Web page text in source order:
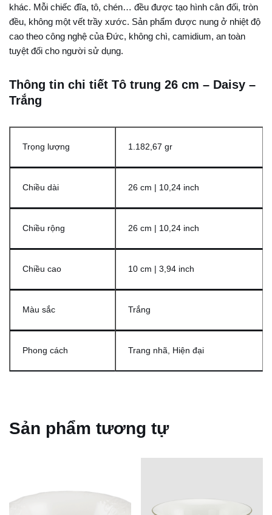
khác. Mỗi chiếc đĩa, tô, chén… đều được tạo hình cân đối, tròn
đều, không một vết trầy xước. Sản phẩm được nung ở nhiệt độ
cao theo công nghệ của Đức, không chì, camidium, an toàn
tuyệt đối cho người sử dụng.
Thông tin chi tiết Tô trung 26 cm – Daisy –
Trắng
Trọng lượng 1.182,67 gr
Chiều dài 26 cm | 10,24 inch
Chiều rộng 26 cm | 10,24 inch
Chiều cao 10 cm | 3,94 inch
Màu sắc Trắng
Phong cách Trang nhã, Hiện đại
Sản phẩm tương tự